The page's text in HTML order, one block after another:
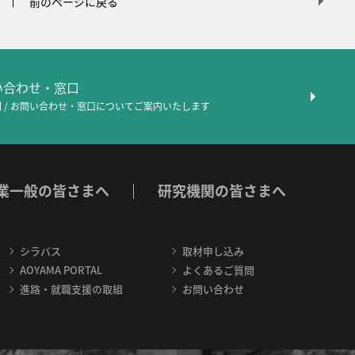
わせ・窓口
お問い合わせ・窓口についてご案内いたします
一般の皆さまへ 研究機関の皆さまへ
シラバス
AOYAMA PORTAL
進路・就職支援の取組
取材申し込み
よくあるご質問
お問い合わせ